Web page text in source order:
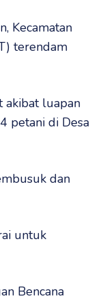
Kecamatan
terendam
akibat luapan
petani di Desa
dan
untuk
Bencana